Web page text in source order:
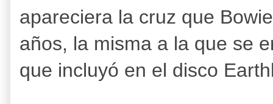
apareciera la cruz que
años, la misma a la que se
que incluyó en el disco